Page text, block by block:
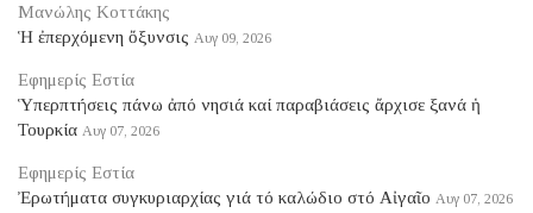
Μανώλης Κοττάκης
Ἡ ἐπερχόμενη ὄξυνσις Αυγ 09, 2026
Εφημερίς Εστία
Ὑπερπτήσεις πάνω ἀπό νησιά καί παραβιάσεις ἄρχισε ξανά ἡ
Τουρκία Αυγ 07, 2026
Εφημερίς Εστία
Ἐρωτήματα συγκυριαρχίας γιά τό καλώδιο στό Αἰγαῖο Αυγ 07, 2026